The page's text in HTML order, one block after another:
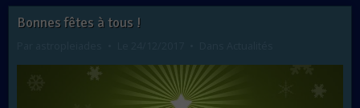
Bonnes fêtes à tous !